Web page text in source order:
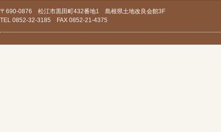
〒690-0876 松江市黒田町432番地1 島根県土地改良会館3F
TEL 0852-32-3185 FAX 0852-21-4375